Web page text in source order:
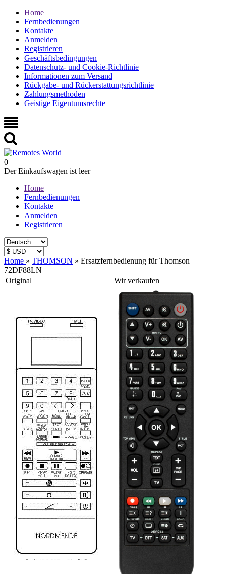
Home
Fernbedienungen
Kontakte
Anmelden
Registrieren
Geschäftsbedingungen
Datenschutz- und Cookie-Richtlinie
Informationen zum Versand
Rückgabe- und Rückerstattungsrichtlinie
Zahlungsmethoden
Geistige Eigentumsrechte
0
Der Einkaufswagen ist leer
Home
Fernbedienungen
Kontakte
Anmelden
Registrieren
Home » THOMSON » Ersatzfernbedienung für Thomson
72DF88LN
Original
Wir verkaufen